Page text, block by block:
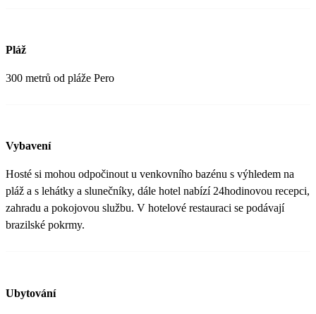
Pláž
300 metrů od pláže Pero
Vybavení
Hosté si mohou odpočinout u venkovního bazénu s výhledem na
pláž a s lehátky a slunečníky, dále hotel nabízí 24hodinovou recepci,
zahradu a pokojovou službu. V hotelové restauraci se podávají
brazilské pokrmy.
Ubytování